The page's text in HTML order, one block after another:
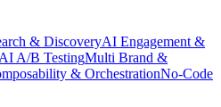
& DiscoveryAI Engagement &
AI A/B TestingMulti Brand &
& OrchestrationNo-Code